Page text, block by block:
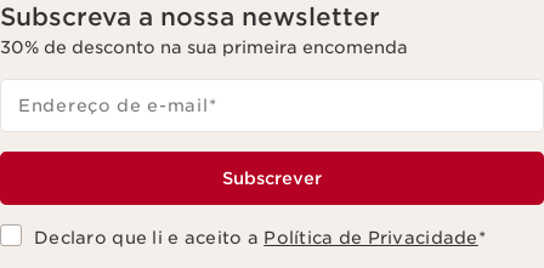
Subscreva a nossa newsletter
30% de desconto na sua primeira encomenda
Endereço de e-mail*
Subscrever
Declaro que li e aceito a Política de Privacidade*